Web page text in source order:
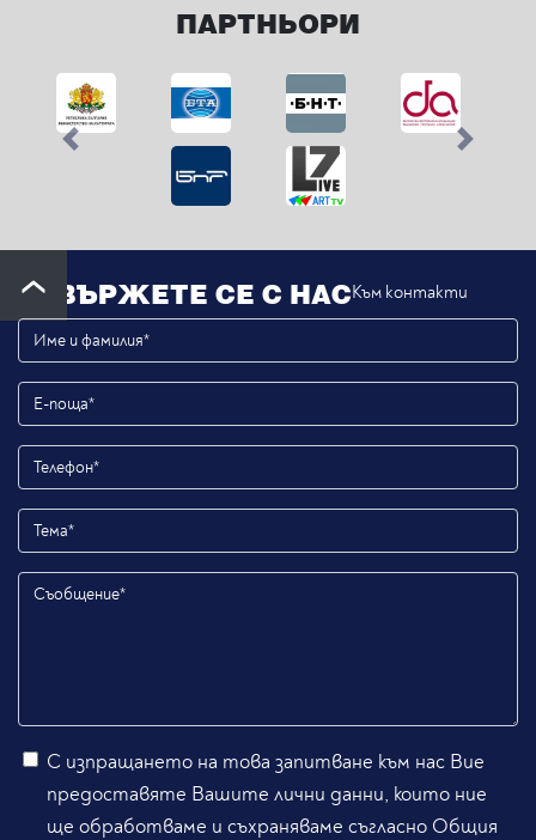
ПАРТНЬОРИ
Previous Next
СВЪРЖЕТЕ СЕ С НАСКъм контакти
С изпращането на това запитване към нас Вие
предоставяте Вашите лични данни, които ние
ще обработваме и съхраняваме съгласно Общия